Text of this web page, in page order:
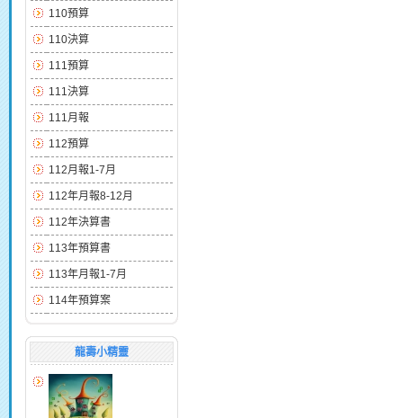
110預算
110決算
111預算
111決算
111月報
112預算
112月報1-7月
112年月報8-12月
112年決算書
113年預算書
113年月報1-7月
114年預算案
龍壽小精靈